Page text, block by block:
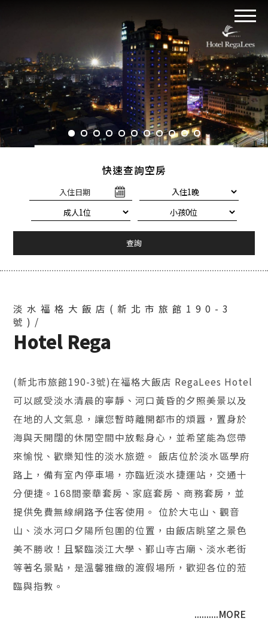
快速查詢空房
入住日期
查詢
淡水福格大飯店(新北市旅館190-3
號)/
Hotel Rega
(新北市旅館190-3號)在福格大飯店 RegaLees Hotel
可以感受淡水清晨的寧靜、河口黃昏的夕照美景以及
在地的人文氣息，讓您暫時離開都市的煩囂，置身於
海與天開闊的休閒空間中放鬆身心，並希望能為您帶
來愉悅、歡樂知性的淡水旅遊。 飯店位於淡水區學府
路上，備有室內停車場，亦臨近淡水捷運站，交通十
分便捷。168間豪華套房、家庭套房、商務套房，並
提供免費無線網路予住客使用。 位於大屯山、觀音
山、淡水河口夕陽所包圍的位置，由飯店眺望之景色
美不勝收！且緊臨淡江大學、鄞山寺古廟、淡水老街
等著名景點，是溫馨雅緻的渡假場所，歡迎各位的蒞
臨與指教。
..........MORE